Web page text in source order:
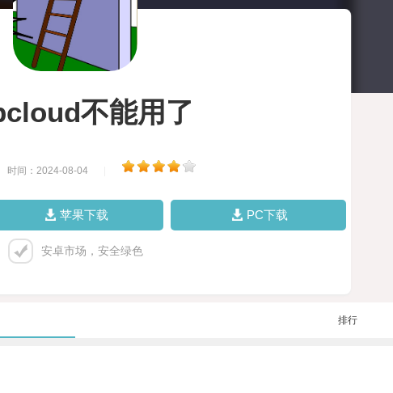
不能用了
时间：2024-08-04
苹果下载 PC下载
安卓市场，安全绿色
排行